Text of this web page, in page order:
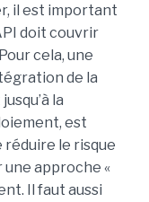
il est important
doit couvrir
cela, une
de la
la
est
réduire le risque
approche «
Il faut aussi